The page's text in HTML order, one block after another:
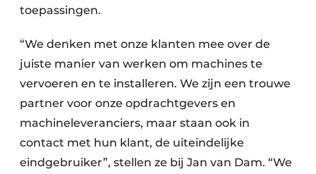
toepassingen.
“We denken met onze klanten mee over de
juiste manier van werken om machines te
vervoeren en te installeren. We zijn een trouwe
partner voor onze opdrachtgevers en
machineleveranciers, maar staan ook in
contact met hun klant, de uiteindelijke
eindgebruiker”, stellen ze bij Jan van Dam. “We